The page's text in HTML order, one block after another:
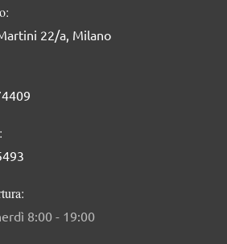
22/a, Milano
8:00 - 19:00